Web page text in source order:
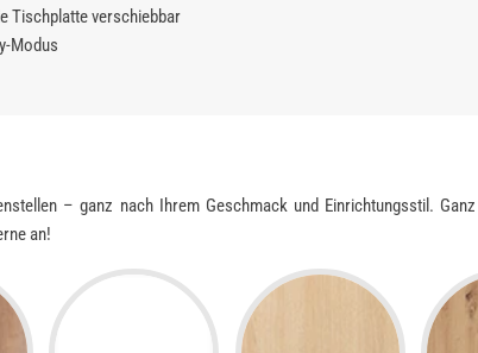
Tischplatte verschiebbar
Modus
– ganz nach Ihrem Geschmack und Einrichtungsstil.
an!